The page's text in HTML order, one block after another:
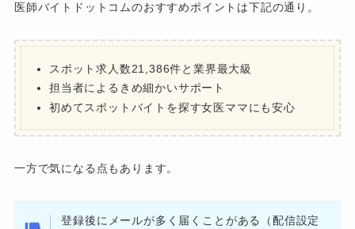
医師バイトドットコムのおすすめポイントは下記の通り。
スポット求人数21,386件と業界最大級
担当者によるきめ細かいサポート
初めてスポットバイトを探す女医ママにも安心
一方で気になる点もあります。
登録後にメールが多く届くことがある（配信設定